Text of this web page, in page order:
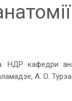
НДР кафедри
А. О.